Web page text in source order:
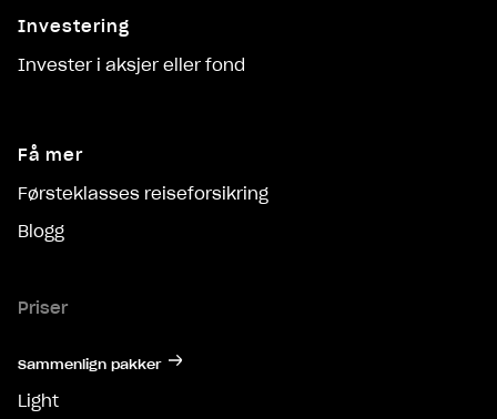
Investering
Invester i aksjer eller fond
Få mer
Førsteklasses reiseforsikring
Blogg
Priser
Sammenlign pakker
Light